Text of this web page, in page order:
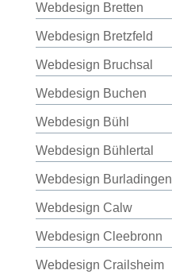
Webdesign Bretten
Webdesign Bretzfeld
Webdesign Bruchsal
Webdesign Buchen
Webdesign Bühl
Webdesign Bühlertal
Webdesign Burladingen
Webdesign Calw
Webdesign Cleebronn
Webdesign Crailsheim